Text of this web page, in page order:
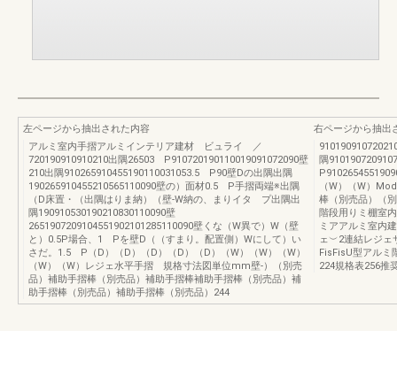
左ページから抽出された内容
アルミ室内手摺アルミインテリア建材 ビュライ ／
720190910910210出隅26503 P910720190110019091072090壁
210出隅910265910455190110031053.5 P90壁Dの出隅出隅
190265910455210565110090壁の）面材0.5 P手摺両端※出隅
（D床置・（出隅はりま納）（壁-W納の、まりイタ プ出隅出
隅190910530190210830110090壁
2651907209104551902101285110090壁くな（W異で）W（壁
と）0.5P場合、1 Pを壁D（（すまり。配置側）Wにして）い
さだ。1.5 P（D）（D）（D）（D）（D）（W）（W）（W）
（W）（W）レジェ水平手摺 規格寸法図単位mm壁-）（別売
品）補助手摺棒（別売品）補助手摺棒補助手摺棒（別売品）補
助手摺棒（別売品）補助手摺棒（別売品）244
右ページから抽出
隅
（W）（W）
棒（別売品）（
階段用りミ棚室
ミアアルミ室内
ェ︶2連結レジ
FisFisU型アルミ
224規格表256推